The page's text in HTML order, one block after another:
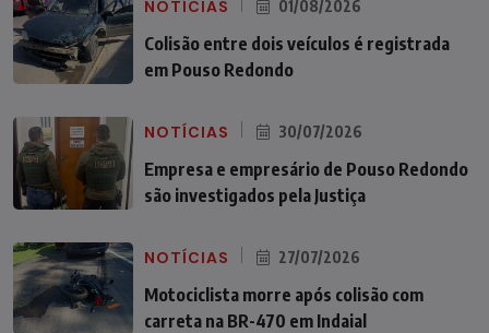
NOTÍCIAS 01/08/2026
Colisão entre dois veículos é registrada
em Pouso Redondo
NOTÍCIAS 30/07/2026
Empresa e empresário de Pouso Redondo
são investigados pela Justiça
NOTÍCIAS 27/07/2026
Motociclista morre após colisão com
carreta na BR-470 em Indaial